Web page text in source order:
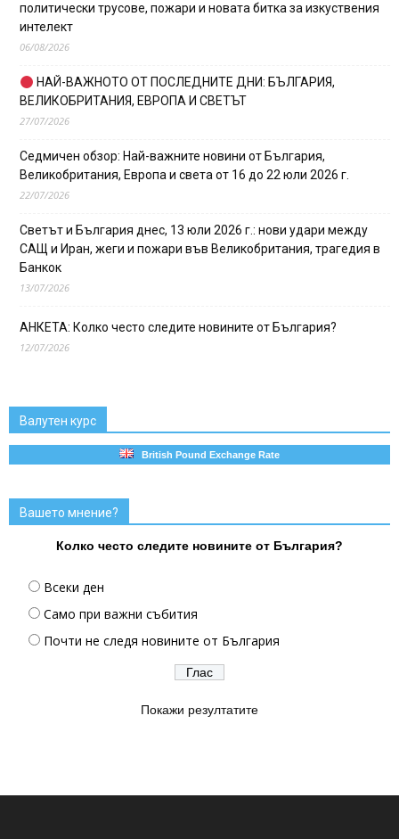
политически трусове, пожари и новата битка за изкуствения
интелект
06/08/2026
НАЙ-ВАЖНОТО ОТ ПОСЛЕДНИТЕ ДНИ: БЪЛГАРИЯ,
ВЕЛИКОБРИТАНИЯ, ЕВРОПА И СВЕТЪТ
27/07/2026
Седмичен обзор: Най-важните новини от България,
Великобритания, Европа и света от 16 до 22 юли 2026 г.
22/07/2026
Светът и България днес, 13 юли 2026 г.: нови удари между
САЩ и Иран, жеги и пожари във Великобритания, трагедия в
Банкок
13/07/2026
АНКЕТА: Колко често следите новините от България?
12/07/2026
Валутен курс
British Pound Exchange Rate
Вашето мнение?
Колко често следите новините от България?
Всеки ден
Само при важни събития
Почти не следя новините от България
Покажи резултатите